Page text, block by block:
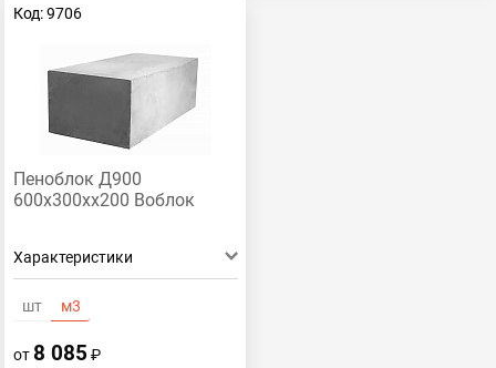
Код: 9706
Пеноблок Д900
600х300хх200 Воблок
Характеристики
шт м3
от 8 085 ₽